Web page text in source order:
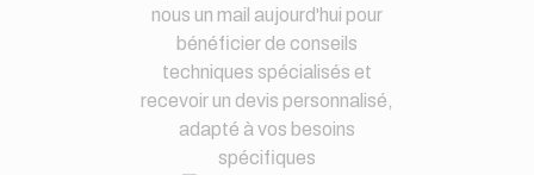
nous un mail aujourd'hui pour
bénéficier de conseils
techniques spécialisés et
recevoir un devis personnalisé,
adapté à vos besoins
spécifiques